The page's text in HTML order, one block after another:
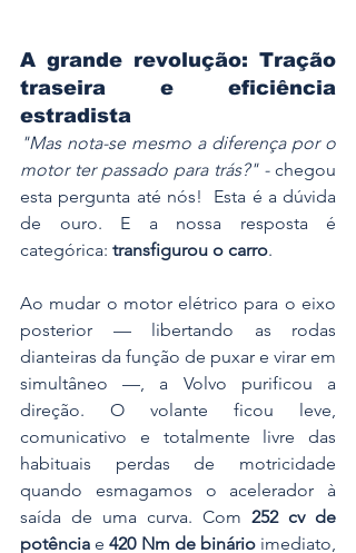
A grande revolução: Tração
traseira e eficiência
estradista
"Mas nota-se mesmo a diferença por o
motor ter passado para trás?" - chegou
esta pergunta até nós!
Esta é a dúvida
de ouro. E a nossa resposta é
categórica: transfigurou o carro.
Ao mudar o motor elétrico para o eixo
posterior — libertando as rodas
dianteiras da função de puxar e virar em
simultâneo —, a Volvo purificou a
direção. O volante ficou leve,
comunicativo e totalmente livre das
habituais perdas de motricidade
quando esmagamos o acelerador à
saída de uma curva. Com 252 cv de
potência e 420 Nm de binário imediato,